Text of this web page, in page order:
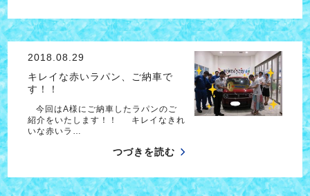
2018.08.29
キレイな赤いラパン、ご納車で
す！！
今回はA様にご納車したラパンのご
紹介をいたします！！ キレイなきれ
いな赤いラ…
つづきを読む